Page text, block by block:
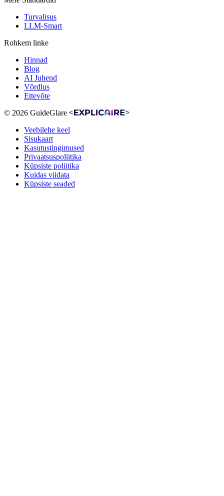
Turvalisus
LLM-Smart
Rohkem linke
Hinnad
Blog
AI Juhend
Võrdlus
Ettevõte
© 2026 GuideGlare
Veebilehe keel
Sisukaart
Kasutustingimused
Privaatsuspoliitika
Küpsiste poliitika
Kuidas viidata
Küpsiste seaded